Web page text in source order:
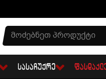
ᲡᲐᲡᲐᲩᲣᲥᲠᲔ